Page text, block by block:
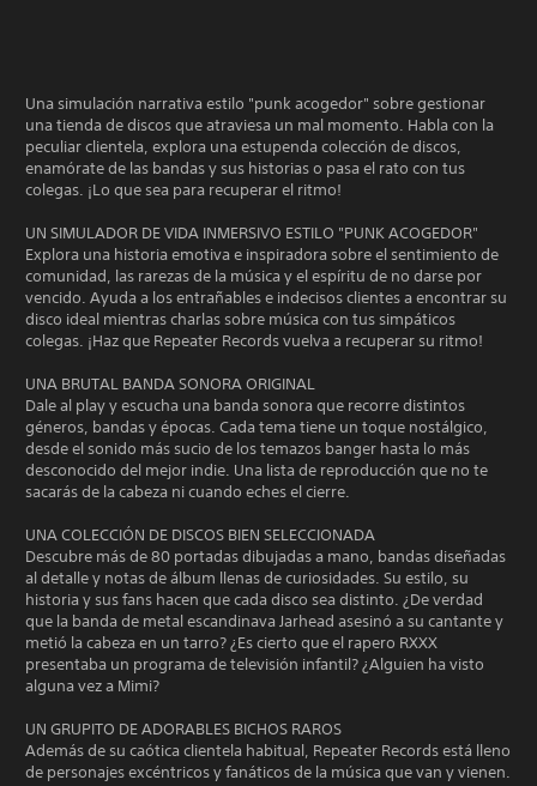
Una simulación narrativa estilo "punk acogedor" sobre gestionar
una tienda de discos que atraviesa un mal momento. Habla con la
peculiar clientela, explora una estupenda colección de discos,
enamórate de las bandas y sus historias o pasa el rato con tus
colegas. ¡Lo que sea para recuperar el ritmo!
UN SIMULADOR DE VIDA INMERSIVO ESTILO "PUNK ACOGEDOR"
Explora una historia emotiva e inspiradora sobre el sentimiento de
comunidad, las rarezas de la música y el espíritu de no darse por
vencido. Ayuda a los entrañables e indecisos clientes a encontrar su
disco ideal mientras charlas sobre música con tus simpáticos
colegas. ¡Haz que Repeater Records vuelva a recuperar su ritmo!
UNA BRUTAL BANDA SONORA ORIGINAL
Dale al play y escucha una banda sonora que recorre distintos
géneros, bandas y épocas. Cada tema tiene un toque nostálgico,
desde el sonido más sucio de los temazos banger hasta lo más
desconocido del mejor indie. Una lista de reproducción que no te
sacarás de la cabeza ni cuando eches el cierre.
UNA COLECCIÓN DE DISCOS BIEN SELECCIONADA
Descubre más de 80 portadas dibujadas a mano, bandas diseñadas
al detalle y notas de álbum llenas de curiosidades. Su estilo, su
historia y sus fans hacen que cada disco sea distinto. ¿De verdad
que la banda de metal escandinava Jarhead asesinó a su cantante y
metió la cabeza en un tarro? ¿Es cierto que el rapero RXXX
presentaba un programa de televisión infantil? ¿Alguien ha visto
alguna vez a Mimi?
UN GRUPITO DE ADORABLES BICHOS RAROS
Además de su caótica clientela habitual, Repeater Records está lleno
de personajes excéntricos y fanáticos de la música que van y vienen.